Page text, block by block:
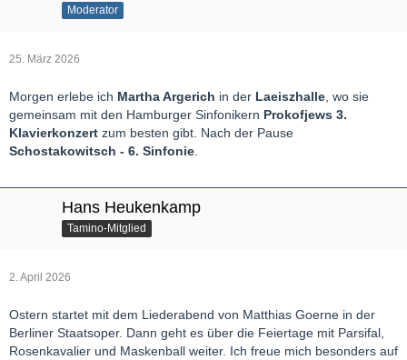
Moderator
25. März 2026
Morgen erlebe ich Martha Argerich in der Laeiszhalle, wo sie
gemeinsam mit den Hamburger Sinfonikern Prokofjews 3.
Klavierkonzert zum besten gibt. Nach der Pause
Schostakowitsch - 6. Sinfonie.
Hans Heukenkamp
Tamino-Mitglied
2. April 2026
Ostern startet mit dem Liederabend von Matthias Goerne in der
Berliner Staatsoper. Dann geht es über die Feiertage mit Parsifal,
Rosenkavalier und Maskenball weiter. Ich freue mich besonders auf